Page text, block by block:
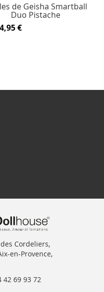
de Geisha Smartball
Duo Pistache
€
Cordeliers,
en-Provence,
42 69 93 72